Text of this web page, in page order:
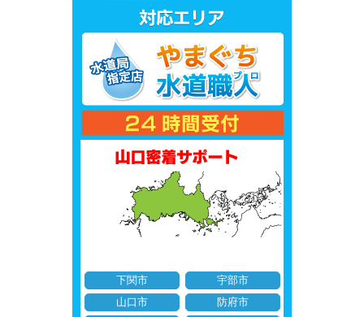
下関市
宇部市
山口市
防府市